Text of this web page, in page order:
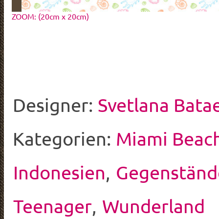
ZOOM: (20cm x 20cm)
Designer: Svetlana
Kategorien: Miami
Indonesien,
Teenager, Wunderland